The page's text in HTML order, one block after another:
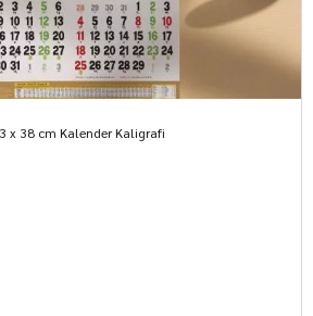
x 38 cm Kalender Kaligrafi